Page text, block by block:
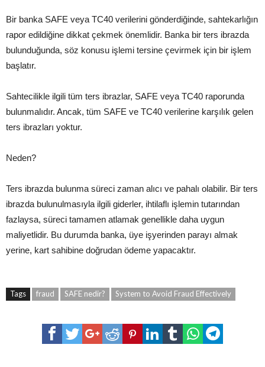
Bir banka SAFE veya TC40 verilerini gönderdiğinde, sahtekarlığın
rapor edildiğine dikkat çekmek önemlidir. Banka bir ters ibrazda
bulunduğunda, söz konusu işlemi tersine çevirmek için bir işlem
başlatır.
Sahtecilikle ilgili tüm ters ibrazlar, SAFE veya TC40 raporunda
bulunmalıdır. Ancak, tüm SAFE ve TC40 verilerine karşılık gelen
ters ibrazları yoktur.
Neden?
Ters ibrazda bulunma süreci zaman alıcı ve pahalı olabilir. Bir ters
ibrazda bulunulmasıyla ilgili giderler, ihtilaflı işlemin tutarından
fazlaysa, süreci tamamen atlamak genellikle daha uygun
maliyetlidir. Bu durumda banka, üye işyerinden parayı almak
yerine, kart sahibine doğrudan ödeme yapacaktır.
Tags fraud SAFE nedir? System to Avoid Fraud Effectively